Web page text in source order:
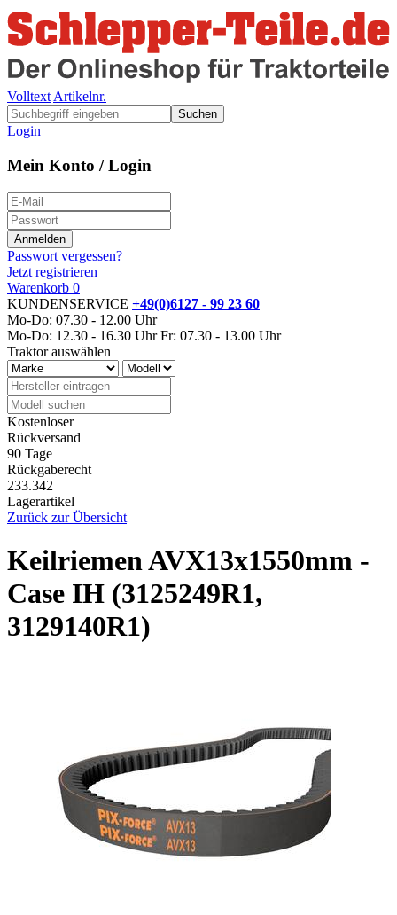
Volltext Artikelnr.
Suchen
Login
Mein Konto / Login
Passwort vergessen?
Jetzt registrieren
Warenkorb 0
KUNDENSERVICE +49(0)6127 - 99 23 60
Mo-Do: 07.30 - 12.00 Uhr
Mo-Do: 12.30 - 16.30 Uhr Fr: 07.30 - 13.00 Uhr
Traktor auswählen
Kostenloser
Rückversand
90 Tage
Rückgaberecht
233.342
Lagerartikel
Zurück zur Übersicht
Keilriemen AVX13x1550mm -
Case IH (3125249R1,
3129140R1)